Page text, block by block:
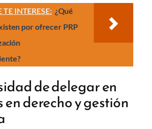
TE INTERESE: ¿Qué
por ofrecer PRP
de delegar en
derecho y gestión